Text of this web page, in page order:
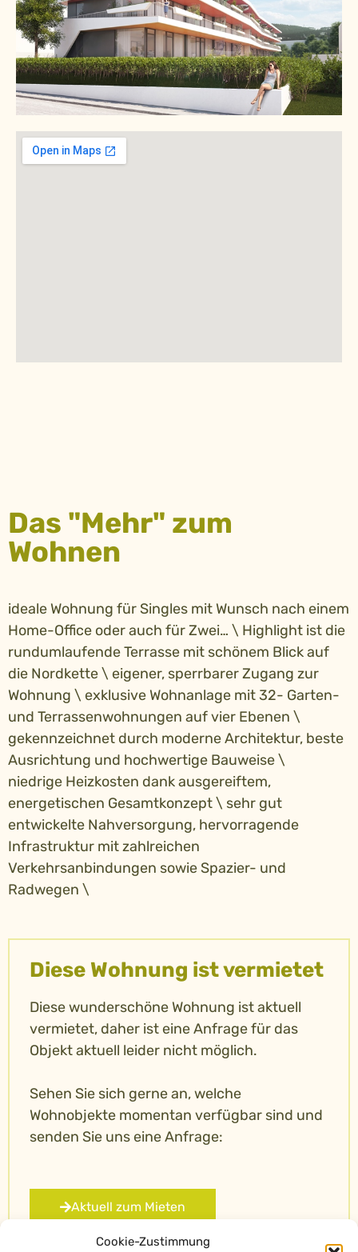
Cookie-Zustimmung
Das "Mehr" zum
Wohnen
ideale Wohnung für Singles mit Wunsch nach einem
Home-Office oder auch für Zwei… \ Highlight ist die
rundumlaufende Terrasse mit schönem Blick auf
die Nordkette \ eigener, sperrbarer Zugang zur
Wohnung \ exklusive Wohnanlage mit 32- Garten-
und Terrassenwohnungen auf vier Ebenen \
gekennzeichnet durch moderne Architektur, beste
Ausrichtung und hochwertige Bauweise \
niedrige Heizkosten dank ausgereiftem,
energetischen Gesamtkonzept \ sehr gut
entwickelte Nahversorgung, hervorragende
Infrastruktur mit zahlreichen
Verkehrsanbindungen sowie Spazier- und
Radwegen \
Diese Wohnung ist vermietet
Diese wunderschöne Wohnung ist aktuell
vermietet, daher ist eine Anfrage für das
Objekt aktuell leider nicht möglich.
Sehen Sie sich gerne an, welche
Wohnobjekte momentan verfügbar sind und
senden Sie uns eine Anfrage:
Aktuell zum Mieten